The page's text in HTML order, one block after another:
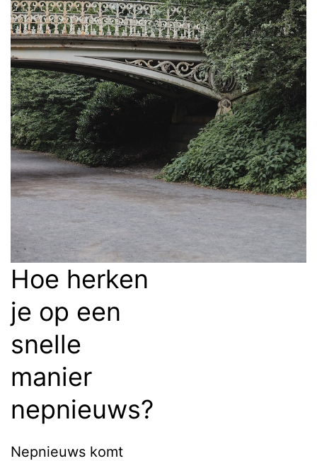
Hoe herken
je op een
snelle
manier
nepnieuws?
Nepnieuws komt